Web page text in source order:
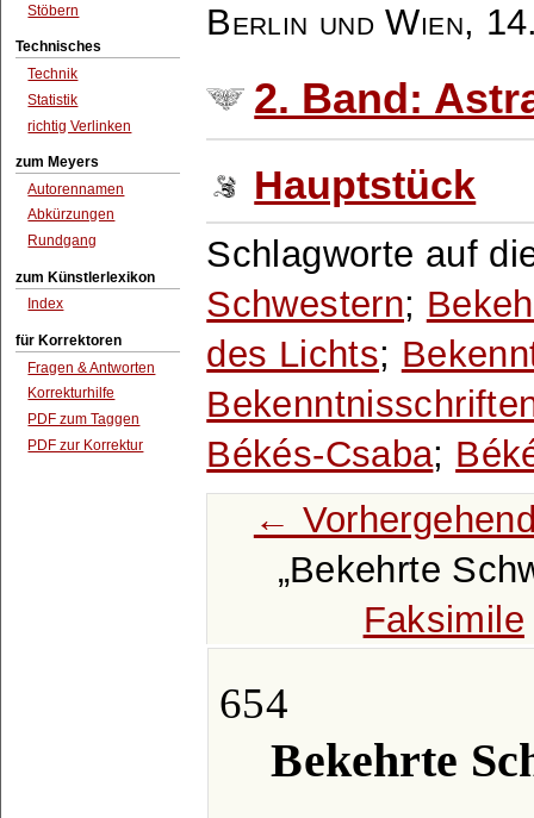
Stöbern
Technisches
Technik
Statistik
richtig Verlinken
zum Meyers
Autorennamen
Abkürzungen
Rundgang
zum Künstlerlexikon
Index
für Korrektoren
Fragen & Antworten
Korrekturhilfe
PDF zum Taggen
PDF zur Korrektur
Berlin und Wien,
2. Band:
Hauptstück
Schlagworte auf
Schwestern;
des Lichts;
Békés-Csaba;
←
Bekehrte
Faksimile
654
Bekehrte